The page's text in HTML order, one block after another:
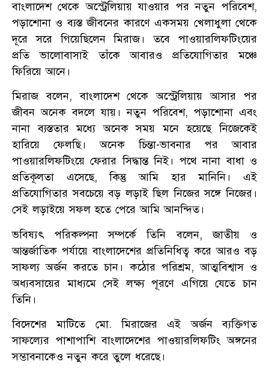
বাংলাদেশ থেকে অস্ট্রেলিয়ায় যাওয়ার পর নতুন পরিবেশ,
পড়াশোনা ও ব্যস্ত জীবনের কারণে একসময় খেলাধুলা থেকে
দূরে সরে গিয়েছিলেন মিরাজ। তবে পাওয়ারলিফটিংয়ের
প্রতি ভালোবাসাই তাঁকে আবারও প্রতিযোগিতার মঞ্চে
ফিরিয়ে আনে।
মিরাজ বলেন, বাংলাদেশ থেকে অস্ট্রেলিয়ায় আসার পর
জীবন অনেক বদলে যায়। নতুন পরিবেশ, পড়াশোনা এবং
নানা ব্যস্ততার মধ্যে অনেক সময় মনে হয়েছে নিজেকেই
হারিয়ে ফেলছি। অনেক চিন্তা-ভাবনার পর আবার
পাওয়ারলিফটিংয়ে ফেরার সিদ্ধান্ত নিই। পথে নানা বাধা ও
প্রতিকূলতা এসেছে, কিন্তু আমি হার মানিনি। এই
প্রতিযোগিতার সবচেয়ে বড় লড়াই ছিল নিজের সঙ্গে নিজের।
সেই লড়াইয়ে সফল হতে পেরে আমি আনন্দিত।
ভবিষ্যৎ পরিকল্পনা সম্পর্কে তিনি বলেন, জাতীয় ও
আন্তর্জাতিক পর্যায়ে বাংলাদেশের প্রতিনিধিত্ব করে আরও বড়
সাফল্য অর্জন করতে চান। কঠোর পরিশ্রম, আত্মবিশ্বাস ও
অধ্যবসায়ের মাধ্যমে সেই লক্ষ্য পূরণে এগিয়ে যেতে চান
তিনি।
বিদেশের মাটিতে মো. মিরাজের এই অর্জন ব্যক্তিগত
সাফল্যের পাশাপাশি বাংলাদেশের পাওয়ারলিফটিং অঙ্গনের
সম্ভাবনাকেও নতুন করে তুলে ধরেছে।